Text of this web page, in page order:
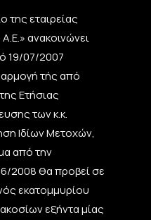
της εταιρείας
ανακοινώνει
19/07/2007
τής από
Ετήσιας
των κ.κ.
Ιδίων Μετοχών,
από την
2008 θα προβεί σε
εκατομμυρίου
εξήντα μίας